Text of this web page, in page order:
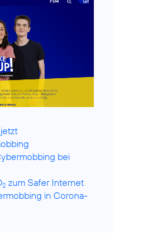
bei
2 zum Safer Internet
in Corona-